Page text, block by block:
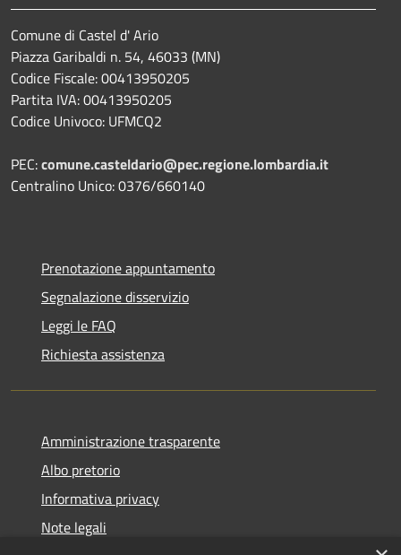
Comune di Castel d' Ario
Piazza Garibaldi n. 54, 46033 (MN)
Codice Fiscale: 00413950205
Partita IVA: 00413950205
Codice Univoco: UFMCQ2
PEC:comune.casteldario@pec.regione.lombardia.it
Centralino Unico: 0376/660140
Prenotazione appuntamento
Segnalazione disservizio
Leggi le FAQ
Richiesta assistenza
Amministrazione trasparente
Albo pretorio
Informativa privacy
Note legali